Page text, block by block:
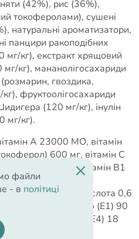
(42%), рис (36%),
токоферолами), сушені
натуральні ароматизатори,
панцири ракоподібних
кг), екстракт хрящовий
кг), мананолігосахариди
гвоздика,
фруктоолігосахариди
(120 мг/кг), інулін
мг/кг).
А 23000 МО, вітамін
600 мг, вітамін С
біотин 0,75 мг, вітамін В1
15 мг, кальцій
1,2 мг, фолієва кислота 0,6
(Е6) 100 мг, залізо (Е1) 90
(Е2) 0,8 мг, мідь (Е4) 18
файли
- в політиці